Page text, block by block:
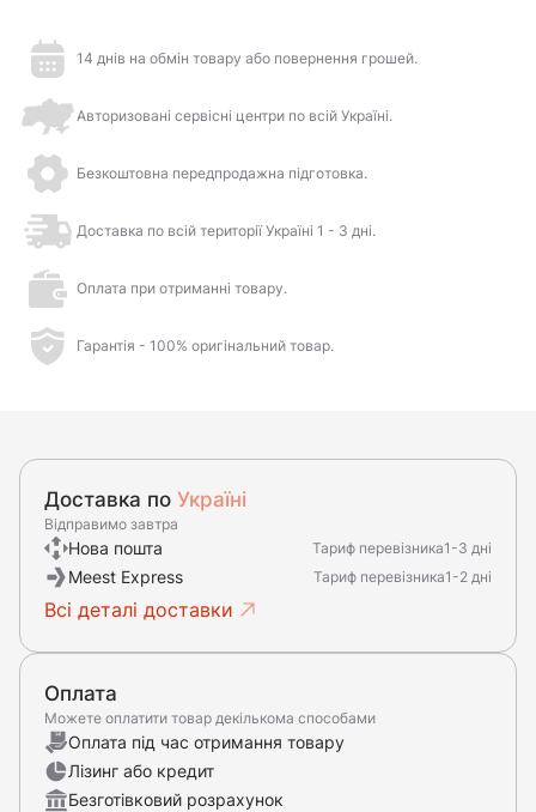
14 днів на обмін товару або повернення грошей.
Авторизовані сервісні центри по всій Україні.
Безкоштовна передпродажна підготовка.
Доставка по всій території Україні 1 - 3 дні.
Оплата при отриманні товару.
Гарантія - 100% оригінальний товар.
Доставка по Україні
Відправимо завтра
Нова пошта Тариф перевізника1-3 дні
Meest Express Тариф перевізника1-2 дні
Всі деталі доставки
Оплата
Можете оплатити товар декількома способами
Оплата під час отримання товару
Лізинг або кредит
Безготівковий розрахунок